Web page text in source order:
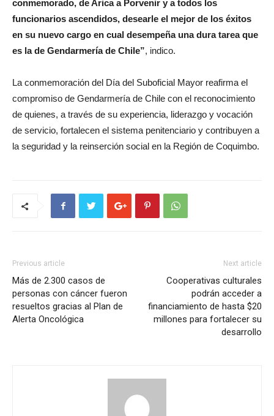
conmemorado, de Arica a Porvenir y a todos los
funcionarios ascendidos, desearle el mejor de los éxitos
en su nuevo cargo en cual desempeña una dura tarea que
es la de Gendarmería de Chile”, indico.
La conmemoración del Día del Suboficial Mayor reafirma el
compromiso de Gendarmería de Chile con el reconocimiento
de quienes, a través de su experiencia, liderazgo y vocación
de servicio, fortalecen el sistema penitenciario y contribuyen a
la seguridad y la reinserción social en la Región de Coquimbo.
Previous article
Más de 2.300 casos de
personas con cáncer fueron
resueltos gracias al Plan de
Alerta Oncológica
Next article
Cooperativas culturales
podrán acceder a
financiamiento de hasta $20
millones para fortalecer su
desarrollo